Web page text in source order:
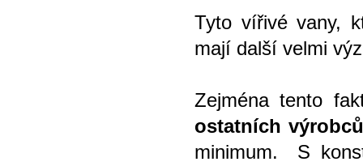
Tyto vířivé vany,
mají další velmi
Zejména tento
ostatních
minimum. S